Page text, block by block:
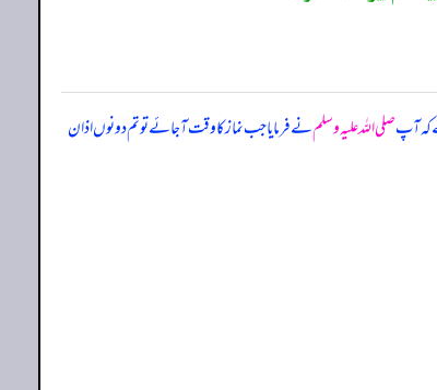
آپصلی اللہ علیہ وسلمنے فرمایا جب نماز کا وقت آ جائے تو تم دونوں اذان